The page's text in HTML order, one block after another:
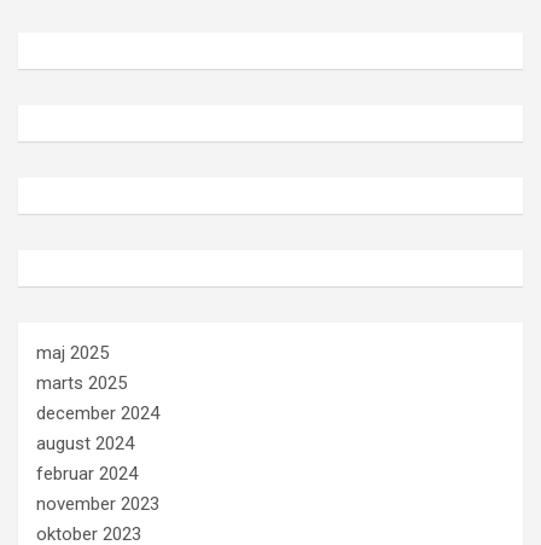
maj 2025
marts 2025
december 2024
august 2024
februar 2024
november 2023
oktober 2023